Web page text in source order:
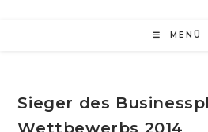
MENÜ
Sieger des
Wettbewerbs 2014